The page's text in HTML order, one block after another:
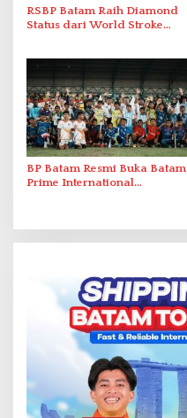
RSBP Batam Raih Diamond
Status dari World Stroke
Berstandar Internasional
BP Batam Resmi Buka Batam
Prime International